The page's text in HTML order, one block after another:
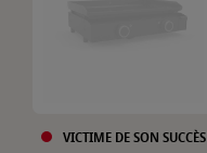
VICTIME DE SON SUCCÈS